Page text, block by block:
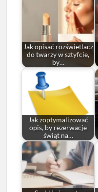
Jak opisać rozświetlacz
do twarzy w sztyfcie,
by…
Jak zoptymalizować
opis, by rezerwacje
świąt na…